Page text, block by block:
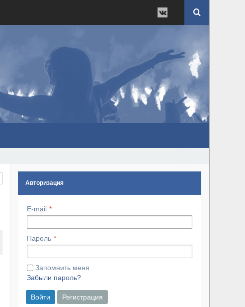
Авторизация
E-mail
Пароль
Запомнить меня
Забыли пароль?
Войти Регистрация